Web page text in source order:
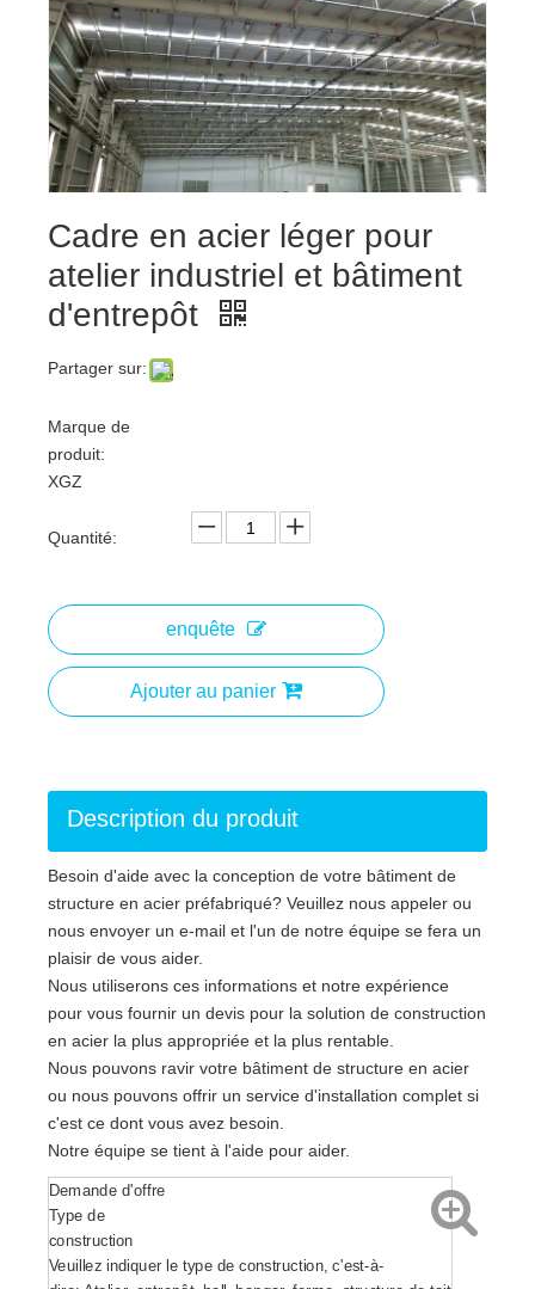
Cadre en acier léger pour
atelier industriel et bâtiment
d'entrepôt
Partager sur:
Marque de
produit:
XGZ
Quantité:
enquête
Ajouter au panier
Description du produit
Besoin d'aide avec la conception de votre bâtiment de
structure en acier préfabriqué? Veuillez nous appeler ou
nous envoyer un e-mail et l'un de notre équipe se fera un
plaisir de vous aider.
Nous utiliserons ces informations et notre expérience
pour vous fournir un devis pour la solution de construction
en acier la plus appropriée et la plus rentable.
Nous pouvons ravir votre bâtiment de structure en acier
ou nous pouvons offrir un service d'installation complet si
c'est ce dont vous avez besoin.
Notre équipe se tient à l'aide pour aider.
Demande d'offre
Type de
construction
Veuillez indiquer le type de construction, c'est-à-